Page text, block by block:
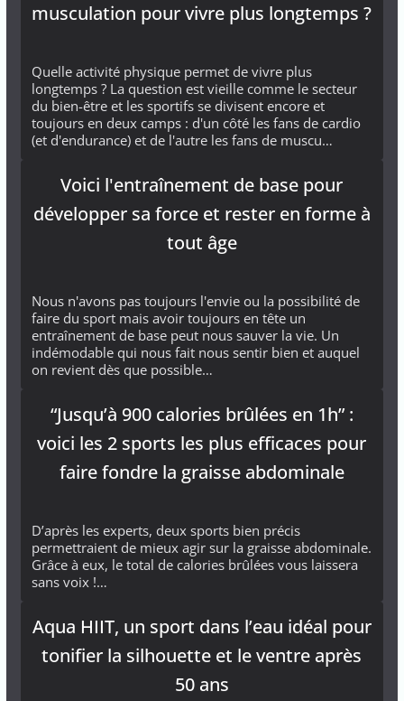
musculation pour vivre plus longtemps ?
Quelle activité physique permet de vivre plus
longtemps ? La question est vieille comme le secteur
du bien-être et les sportifs se divisent encore et
toujours en deux camps : d'un côté les fans de cardio
(et d'endurance) et de l'autre les fans de muscu…
Voici l'entraînement de base pour
développer sa force et rester en forme à
tout âge
Nous n'avons pas toujours l'envie ou la possibilité de
faire du sport mais avoir toujours en tête un
entraînement de base peut nous sauver la vie. Un
indémodable qui nous fait nous sentir bien et auquel
on revient dès que possible…
“Jusqu’à 900 calories brûlées en 1h” :
voici les 2 sports les plus efficaces pour
faire fondre la graisse abdominale
D’après les experts, deux sports bien précis
permettraient de mieux agir sur la graisse abdominale.
Grâce à eux, le total de calories brûlées vous laissera
sans voix !…
Aqua HIIT, un sport dans l’eau idéal pour
tonifier la silhouette et le ventre après
50 ans